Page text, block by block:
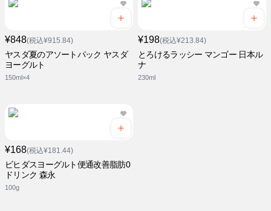
¥848(税込¥915.84)
ヤスダ夏のアソートパック ヤスダ
ヨーグルト
150ml×4
¥198(税込¥213.84)
とろけるラッシー マンゴー 日本ル
ナ
230ml
¥168(税込¥181.44)
ビヒダスヨーグルト便通改善脂肪0
ドリンク 森永
100g